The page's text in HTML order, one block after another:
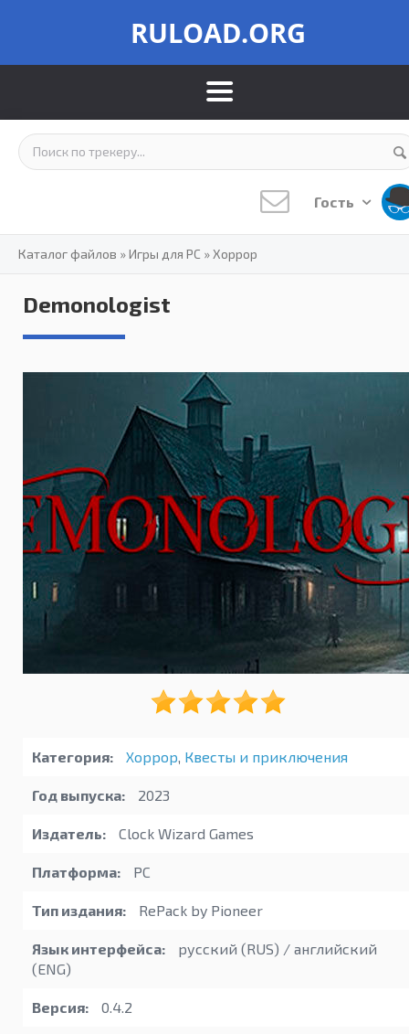
RULOAD.ORG
Гость
Каталог файлов »Игры для PC »Хоррор
Demonologist
Категория: Хоррор, Квесты и приключения
Год выпуска: 2023
Издатель: Clock Wizard Games
Платформа: PC
Тип издания: RePack by Pioneer
Язык интерфейса:
русский (RUS) / английский
(ENG)
Версия: 0.4.2